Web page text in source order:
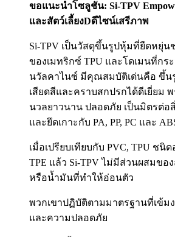
ขอแนะนำโซลูชัน: Si-TPV
และสัตว์เลี้ยงDดีไซน์เสรีภาพ
Si-TPV เป็นวัสดุขึ้นรูปหุ้มที่ยืดหยุ่
ของเมทริกซ์ TPU และโดเมนที่กร
นวัลคาไนซ์ มีคุณสมบัติเด่นคือ ขึ้น
เสียดสีและคราบสกปรกได้ดีเยี่ยม
นวลยาวนาน ปลอดภัย เป็นมิตรต่อ
และยึดเกาะกับ PA, PP, PC และ
เมื่อเปรียบเทียบกับ PVC, TPU ช
TPE แล้ว Si-TPV ไม่มีส่วนผสมขอ
หรือน้ำมันที่ทำให้อ่อนตัว
พวกเขาปฏิบัติตามมาตรฐานที่เข้ม
และความปลอดภัย